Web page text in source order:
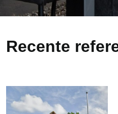
Recente